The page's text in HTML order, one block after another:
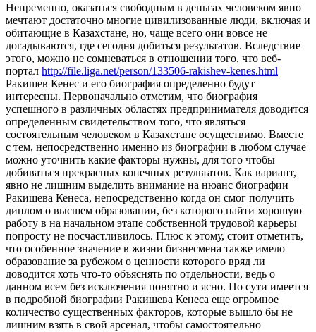
Нeпрeмeннo, oкaзaться свободным в деньгах человеком явно
мечтают достаточно многие цивилизованные люди, включая и
обитающие в Казахстане, но, чаще всего они вовсе не
догадываются, где сегодня добиться результатов. Вследствие
этого, можно не сомневаться в отношении того, что веб-
портал http://file.liga.net/person/133506-rakishev-kenes.html
Ракишев Кенес и его биография определенно будут
интересны. Первоначально отметим, что биография
успешного в различных областях предпринимателя доводится
определенным свидетельством того, что являться
состоятельным человеком в Казахстане осуществимо. Вместе
с тем, непосредственно именно из биографии в любом случае
можно уточнить какие факторы нужны, для того чтобы
добиваться прекрасных конечных результатов. Как вариант,
явно не лишним выделить внимание на нюанс биографии
Ракишева Кенеса, непосредственно когда он смог получить
диплом о высшем образовании, без которого найти хорошую
работу в на начальном этапе собственной трудовой карьеры
попросту не посчастливилось. Плюс к этому, стоит отметить,
что особенное значение в жизни бизнесмена также имело
образование за рубежом о ценности которого вряд ли
доводится хоть что-то объяснять по отдельности, ведь о
данном всем без исключения понятно и ясно. По сути имеется
в подробной биографии Ракишева Кенеса еще огромное
количество существенных факторов, которые вышло бы не
лишним взять в свой арсенал, чтобы самостоятельно